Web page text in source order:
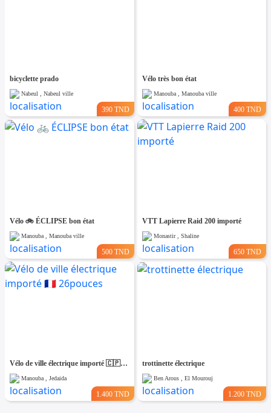
bicyclette prado
Nabeul , Nabeul ville
390 TND
Vélo très bon état
Manouba , Manouba ville
400 TND
Vélo 🚲 ÉCLIPSE bon état
Manouba , Manouba ville
500 TND
VTT Lapierre Raid 200 importé
Monastir , Shaline
650 TND
Vélo de ville électrique importé 🇨🇵 26pouces
Manouba , Jedaida
1.400 TND
trottinette électrique
Ben Arous , El Mourouj
1.200 TND